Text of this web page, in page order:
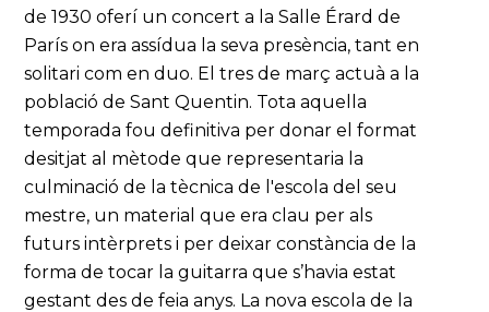
de 1930 oferí un concert a la Salle Érard de
París on era assídua la seva presència, tant en
solitari com en duo. El tres de març actuà a la
població de Sant Quentin. Tota aquella
temporada fou definitiva per donar el format
desitjat al mètode que representaria la
culminació de la tècnica de l'escola del seu
mestre, un material que era clau per als
futurs intèrprets i per deixar constància de la
forma de tocar la guitarra que s’havia estat
gestant des de feia anys. La nova escola de la